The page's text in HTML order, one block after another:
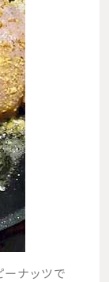
ーナッツで